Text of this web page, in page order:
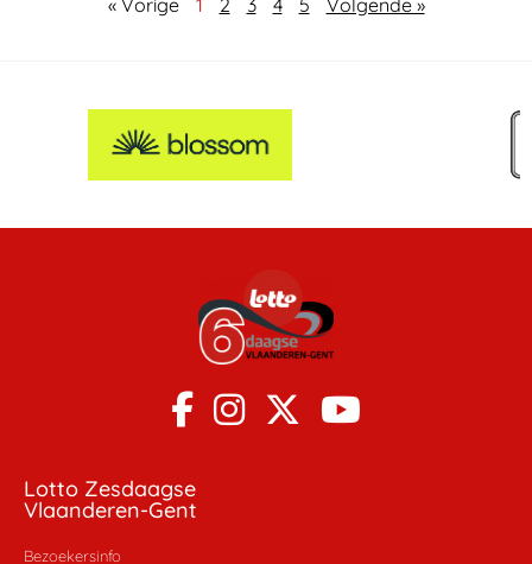
Lotto Zesdaagse
Vlaanderen-Gent
Bezoekersinfo